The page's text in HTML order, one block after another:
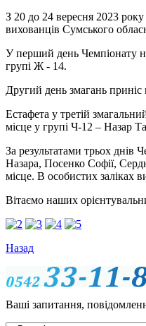
З 20 до 24 вересня 2023 року
вихованців Сумського
У перший день Чемпіонату
групі Ж - 14.
Другий день змагань приніс
Естафета у третій
місце у групі Ч-12 – Назар
За результатами трьох
Назара, Посенко Софії,
місце. В особистих заліках
Вітаємо наших
Назад
Ваші запитання,